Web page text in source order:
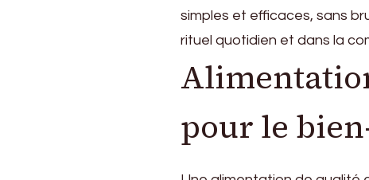
simples et efficaces, sans
rituel quotidien et dans la
pour le